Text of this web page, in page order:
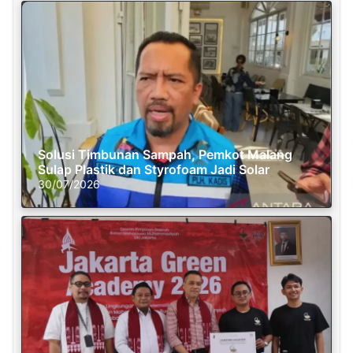
Solusi Timbunan Sampah, Pemkot Malang
Sulap Plastik dan Styrofoam Jadi Solar
30/07/2026